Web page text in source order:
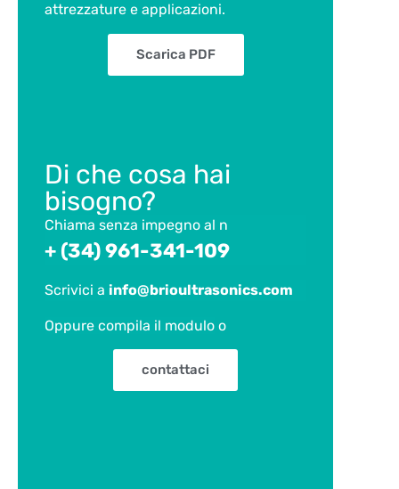
attrezzature e applicazioni.
Scarica PDF
Di che cosa hai
bisogno?
Chiama senza impegno al n
+ (34) 961-341-109
Scrivici a info@brioultrasonics.com
Oppure compila il modulo o
contattaci